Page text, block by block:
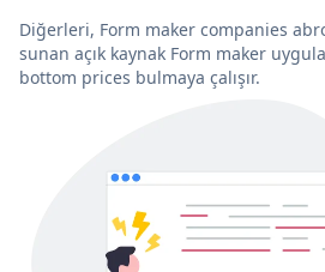
Diğerleri, Form maker companies
sunan açık kaynak Form maker
bottom prices bulmaya çalışır.